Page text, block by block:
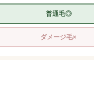
普通毛◎
ダメージ毛×